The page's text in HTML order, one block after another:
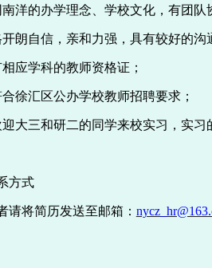
洋的办学理念、学校文化，有团队
朗自信，亲和力强，具有较好的沟
应学科的教师资格证；
徐汇区公办学校教师招聘要求；
大三和研二的同学来校实习，实习
方式
请将简历发送至邮箱：